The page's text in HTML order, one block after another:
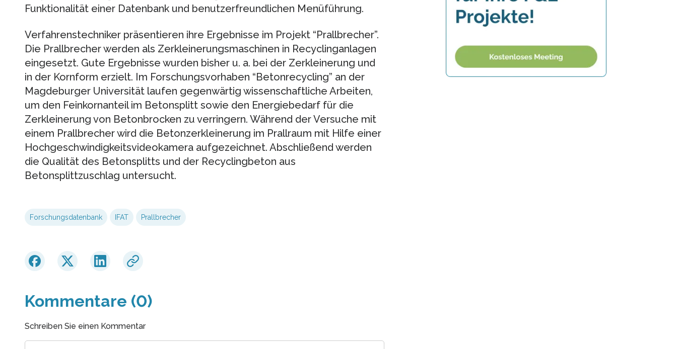
Funktionalität einer Datenbank und benutzerfreundlichen Menüführung.
Verfahrenstechniker präsentieren ihre Ergebnisse im Projekt “Prallbrecher”.
Die Prallbrecher werden als Zerkleinerungsmaschinen in Recyclinganlagen
eingesetzt. Gute Ergebnisse wurden bisher u. a. bei der Zerkleinerung und
in der Kornform erzielt. Im Forschungsvorhaben “Betonrecycling” an der
Magdeburger Universität laufen gegenwärtig wissenschaftliche Arbeiten,
um den Feinkornanteil im Betonsplitt sowie den Energiebedarf für die
Zerkleinerung von Betonbrocken zu verringern. Während der Versuche mit
einem Prallbrecher wird die Betonzerkleinerung im Prallraum mit Hilfe einer
Hochgeschwindigkeitsvideokamera aufgezeichnet. Abschließend werden
die Qualität des Betonsplitts und der Recyclingbeton aus
Betonsplittzuschlag untersucht.
Forschungsdatenbank IFAT Prallbrecher
Kommentare (0)
Schreiben Sie einen Kommentar